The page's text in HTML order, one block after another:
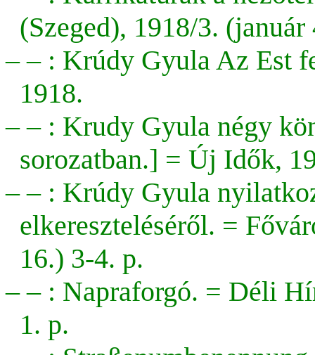
(Szeged), 1918/3. (január
– – : Krúdy Gyula Az Est
1918.
– – : Krudy Gyula négy
sorozatban.] = Új Idők,
– – : Krúdy Gyula
elkereszteléséről. =
16.) 3-4. p.
– – : Napraforgó. = Déli
1. p.